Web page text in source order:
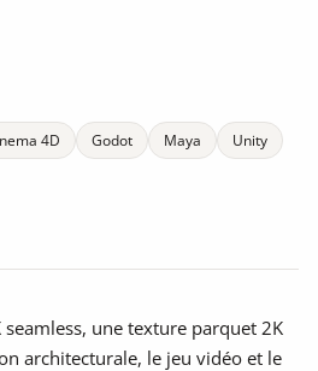
4D Godot Maya
Unity
une texture parquet 2K
architecturale, le jeu vidéo et le